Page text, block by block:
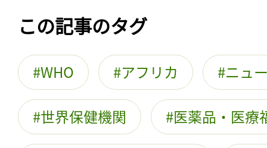
この記事のタグ
WHO アフリカ ニュ
世界保健機関 医薬品・医療